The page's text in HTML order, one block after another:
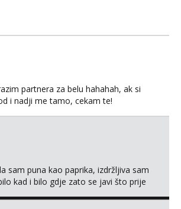
partnera za belu hahahah, ak si
i nadji me tamo, cekam te!
sam puna kao paprika, izdržljiva sam
kad i bilo gdje zato se javi što prije